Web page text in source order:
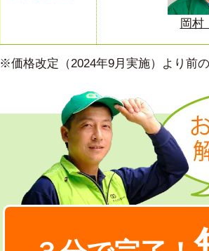
岡
※価格改定（2024年9月実施）より前